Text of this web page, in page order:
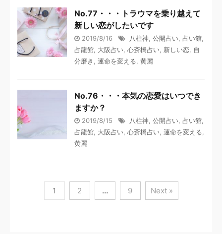
No.77・・・トラウマを乗り越えて
新しい恋がしたいです
2019/8/16 八柱神, 公開占い, 占い館,
占龍館, 大阪占い, 心斎橋占い, 新しい恋, 自
分磨き , 運命を変える, 黄麗
No.76・・・本気の恋愛はいつでき
ますか？
2019/8/15 八柱神, 公開占い, 占い館,
占龍館, 大阪占い, 心斎橋占い, 運命を変える,
黄麗
1 2 … 9 Next »